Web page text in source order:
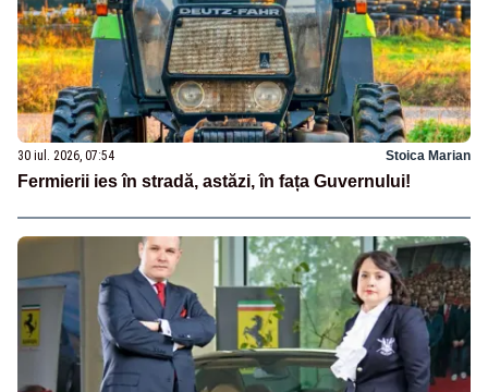
30 iul. 2026, 07:54 Stoica Marian
Fermierii ies în stradă, astăzi, în fața Guvernului!